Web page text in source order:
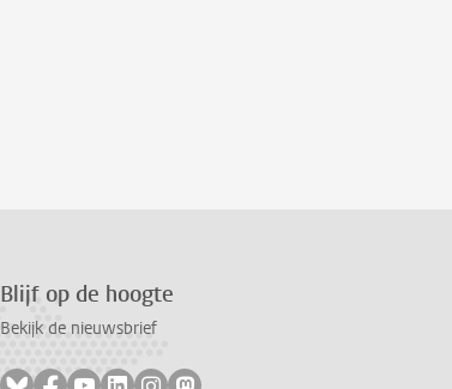
Blijf op de hoogte
Bekijk de nieuwsbrief
Volg ons op bluesky
Volg ons op facebook
Volg ons op youtube
Volg ons op linkedin
Volg ons op instagram
Volg ons op mastodon